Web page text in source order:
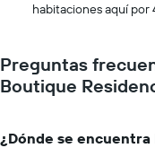
habitaciones aquí por
Preguntas
Boutique
¿Dónde se